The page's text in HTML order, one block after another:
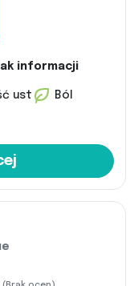
informacji
ust Ból